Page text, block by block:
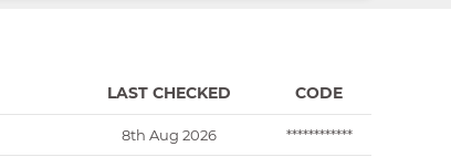
LAST CHECKED CODE
8th Aug 2026 ************